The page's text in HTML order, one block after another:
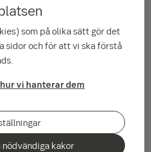
hanterar personuppgifter för
privat samt använder
bankkontor.
våra betal- och kreditkort, till
Platinum.
som på olika sätt gör det
sidor och för att vi ska förstå
vi hanterar dem
kakor